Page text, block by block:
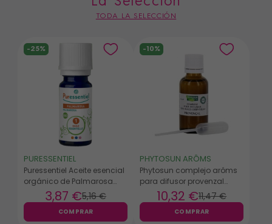
TODA LA SELECCIÓN
-25%
PURESSENTIEL
Puressentiel Aceite esencial
orgánico de Palmarosa
5,16 €
3,87 €
COMPRAR
-10%
PHYTOSUN ARÔMS
Phytosun complejo arôms
para difusor provenzal
30ml
11,47 €
10,32 €
COMPRAR